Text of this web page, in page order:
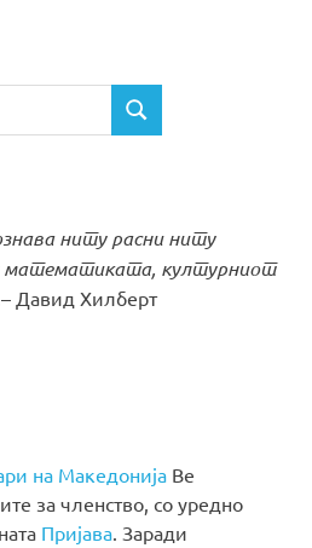
SEARCH
ниту расни ниту
математиката, културниот
– Давид Хилберт
на Македонија Ве
за членство, со уредно
Пријава. Заради